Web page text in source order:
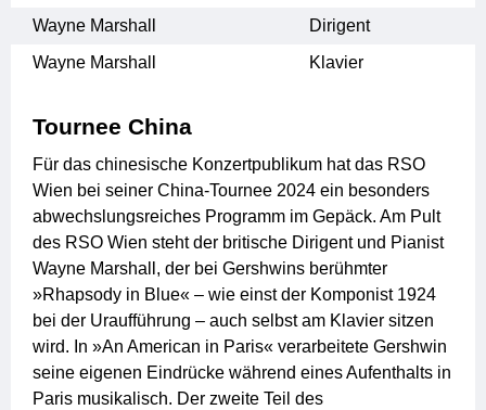
Wayne Marshall
Dirigent
Wayne Marshall
Klavier
Tournee China
Für das chinesische Konzertpublikum hat das RSO
Wien bei seiner China-Tournee 2024 ein besonders
abwechslungsreiches Programm im Gepäck. Am Pult
des RSO Wien steht der britische Dirigent und Pianist
Wayne Marshall, der bei Gershwins berühmter
»Rhapsody in Blue« – wie einst der Komponist 1924
bei der Uraufführung – auch selbst am Klavier sitzen
wird. In »An American in Paris« verarbeitete Gershwin
seine eigenen Eindrücke während eines Aufenthalts in
Paris musikalisch. Der zweite Teil des